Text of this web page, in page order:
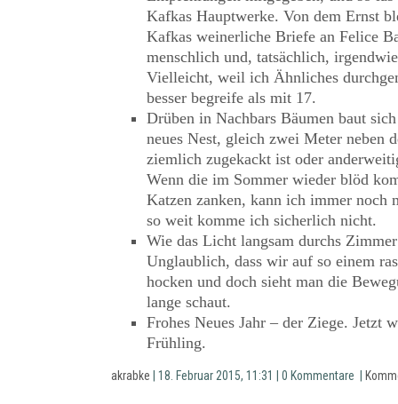
Kafkas Hauptwerke. Von dem Ernst
Kafkas weinerliche Briefe an Felice
menschlich und, tatsächlich,
Vielleicht, weil ich Ähnliches
besser begreife als mit 17.
Drüben in Nachbars Bäumen baut
neues Nest, gleich zwei Meter neben
ziemlich zugekackt ist oder
Wenn die im Sommer wieder blöd
Katzen zanken, kann ich immer noch
so weit komme ich sicherlich nicht.
Wie das Licht langsam durchs
Unglaublich, dass wir auf so einem
hocken und doch sieht man die
lange schaut.
Frohes Neues Jahr – der Ziege. Jetzt
Frühling.
akrabke | 18. Februar 2015, 11:31 | 0 Kommentare |